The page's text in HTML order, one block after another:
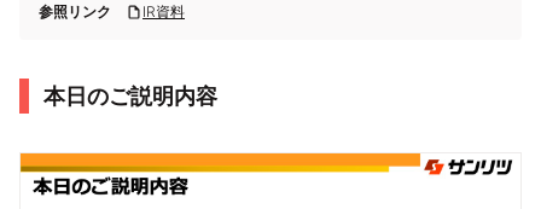
参照リンク IR資料
本日のご説明内容